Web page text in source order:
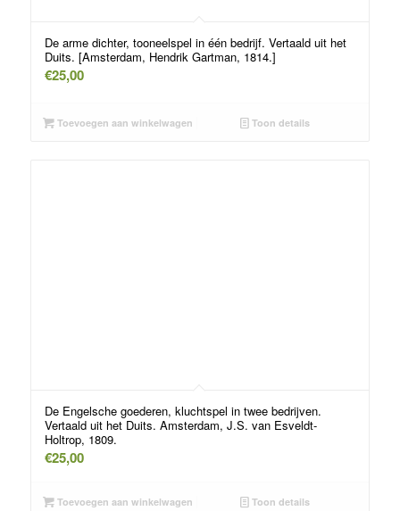
De arme dichter, tooneelspel in één bedrijf. Vertaald uit het
Duits. [Amsterdam, Hendrik Gartman, 1814.]
€25,00
Toevoegen aan winkelwagen Toon details
De Engelsche goederen, kluchtspel in twee bedrijven.
Vertaald uit het Duits. Amsterdam, J.S. van Esveldt-
Holtrop, 1809.
€25,00
Toevoegen aan winkelwagen Toon details